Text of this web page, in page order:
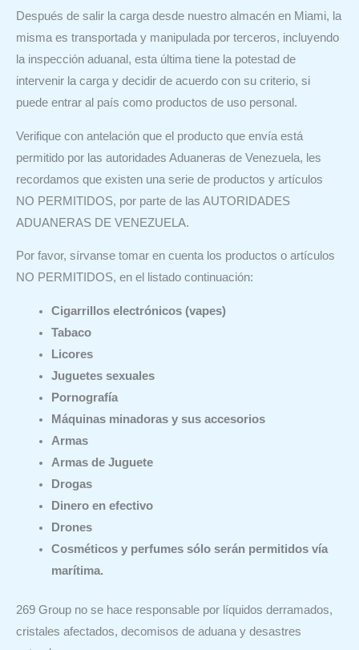
Después de salir la carga desde nuestro almacén en Miami, la
misma es transportada y manipulada por terceros, incluyendo
la inspección aduanal, esta última tiene la potestad de
intervenir la carga y decidir de acuerdo con su criterio, si
puede entrar al país como productos de uso personal.
Verifique con antelación que el producto que envía está
permitido por las autoridades Aduaneras de Venezuela, les
recordamos que existen una serie de productos y artículos
NO PERMITIDOS, por parte de las AUTORIDADES
ADUANERAS DE VENEZUELA.
Por favor, sírvanse tomar en cuenta los productos o artículos
NO PERMITIDOS, en el listado continuación:
Cigarrillos electrónicos (vapes)
Tabaco
Licores
Juguetes sexuales
Pornografía
Máquinas minadoras y sus accesorios
Armas
Armas de Juguete
Drogas
Dinero en efectivo
Drones
Cosméticos y perfumes sólo serán permitidos vía
marítima.
269 Group no se hace responsable por líquidos derramados,
cristales afectados, decomisos de aduana y desastres